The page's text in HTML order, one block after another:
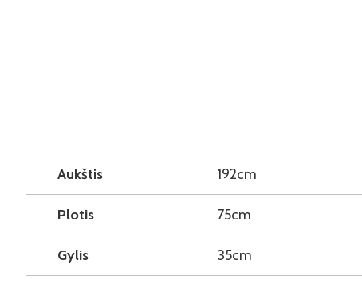
Aukštis 192cm
Plotis 75cm
Gylis 35cm